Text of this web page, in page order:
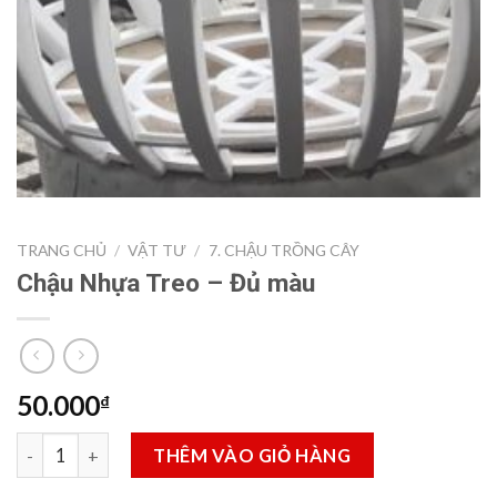
TRANG CHỦ / VẬT TƯ / 7. CHẬU TRỒNG CÂY
Chậu Nhựa Treo – Đủ màu
50.000₫
Chậu Nhựa Treo - Đủ màu số lượng
THÊM VÀO GIỎ HÀNG